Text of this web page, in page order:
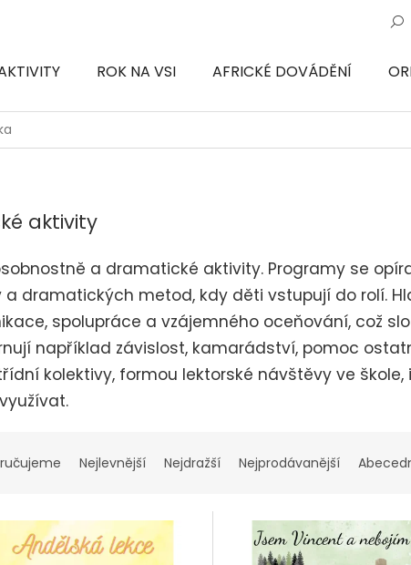
ROK NA VSI AFRICKÉ DOVÁDĚNÍ
aktivity
a dramatické aktivity. Programy se
dramatických metod, kdy děti vstupují do rolí.
spolupráce a vzájemného oceňování, což
například závislost, kamarádství, pomoc
kolektivy, formou lektorské návštěvy ve
Nejlevnější Nejdražší Nejprodávanější